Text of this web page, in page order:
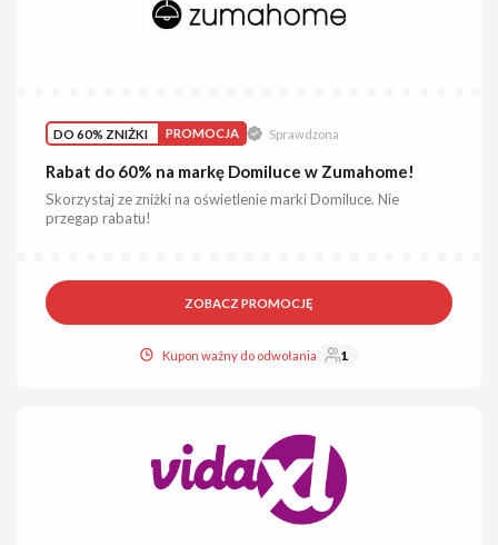
DO 60% ZNIŻKI PROMOCJA Sprawdzona
Rabat do 60% na markę Domiluce w Zumahome!
Skorzystaj ze zniżki na oświetlenie marki Domiluce. Nie
przegap rabatu!
ZOBACZ PROMOCJĘ
Kupon ważny do odwołania 1